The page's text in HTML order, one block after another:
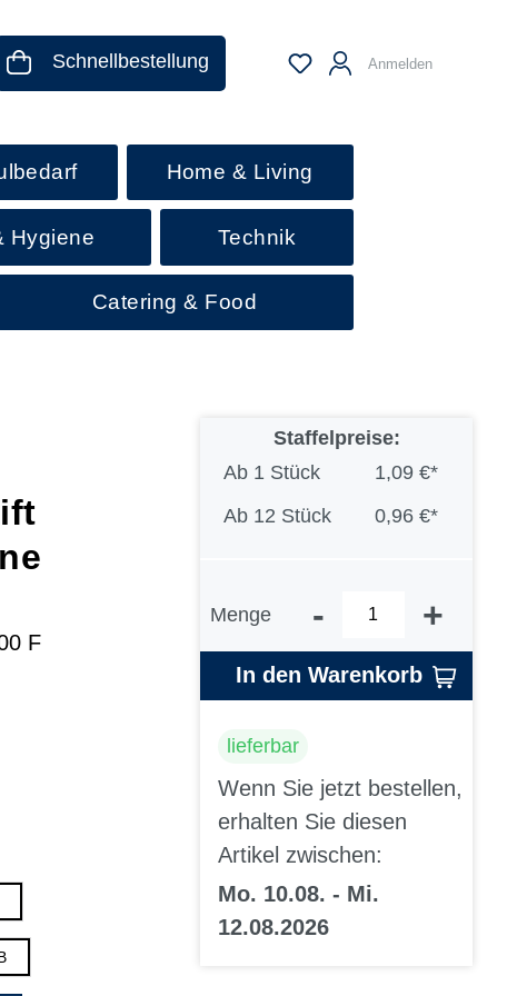
Schnellbestellung Anmelden
Home & Living
Hygiene Technik
Catering & Food
F
Staffelpreise:
Ab 1 Stück
1,09 €*
Ab 12 Stück 0,96 €*
Menge - +
In den Warenkorb
lieferbar
Wenn Sie jetzt bestellen,
erhalten Sie diesen
Artikel zwischen:
Mo. 10.08. - Mi.
12.08.2026